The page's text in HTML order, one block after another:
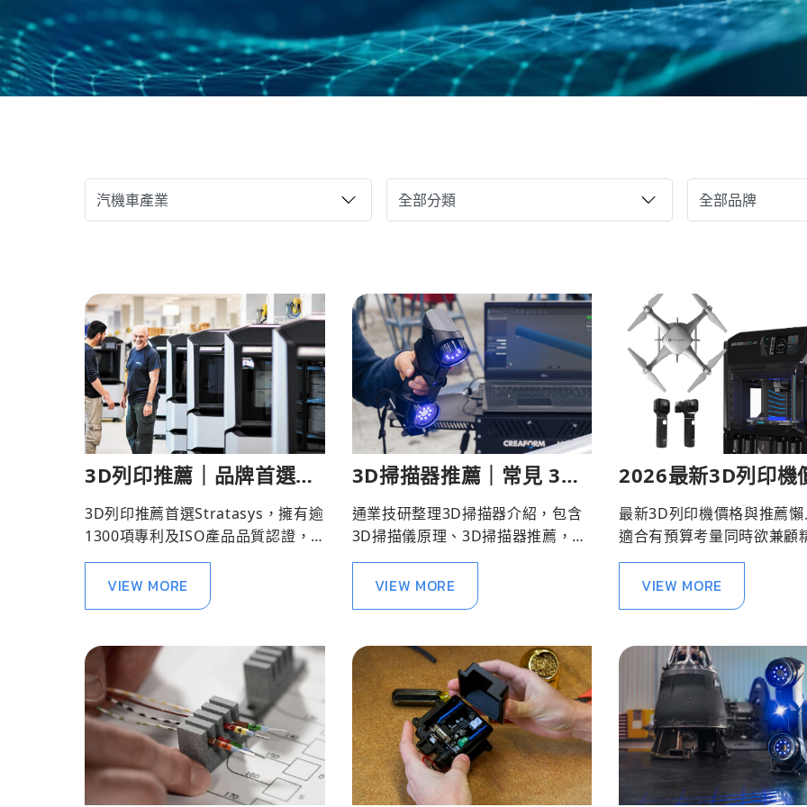
3D列印推薦｜品牌首選
Stratasys
3D列印推薦首選Stratasys，擁有逾
1300項專利及ISO產品品質認證，
為客戶品質護航。
VIEW MORE
3D掃描器推薦｜常見 3D
掃描器種類介紹
通業技研整理3D掃描器介紹，包含
3D掃描儀原理、3D掃描器推薦，透
過簡單分類協助企業尋找合適的3D
掃描器。
VIEW MORE
2026最新3D列印機
機款推薦｜工業級
機
最新3D列印機價格與推薦
適合有預算考量同時欲兼顧
品質的產業先進們參考！
VIEW MORE